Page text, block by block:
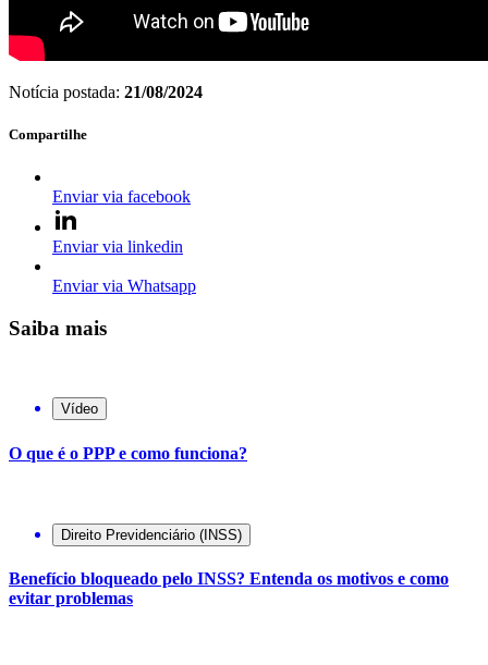
Notícia postada: 21/08/2024
Compartilhe
Enviar via facebook
Enviar via linkedin
Enviar via Whatsapp
Saiba mais
Vídeo
O que é o PPP e como funciona?
Direito Previdenciário (INSS)
Benefício bloqueado pelo INSS? Entenda os motivos e como
evitar problemas